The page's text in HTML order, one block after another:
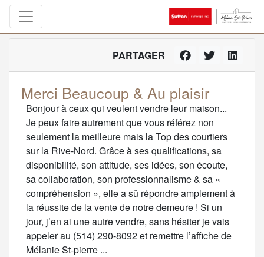
PARTAGER
Merci Beaucoup & Au plaisir
Bonjour à ceux qui veulent vendre leur maison...
Je peux faire autrement que vous référez non
seulement la meilleure mais la Top des courtiers
sur la Rive-Nord. Grâce à ses qualifications, sa
disponibilité, son attitude, ses idées, son écoute,
sa collaboration, son professionnalisme & sa «
compréhension », elle a sû répondre amplement à
la réussite de la vente de notre demeure ! Si un
jour, j’en ai une autre vendre, sans hésiter je vais
appeler au (514) 290-8092 et remettre l’affiche de
Mélanie St-pierre ...